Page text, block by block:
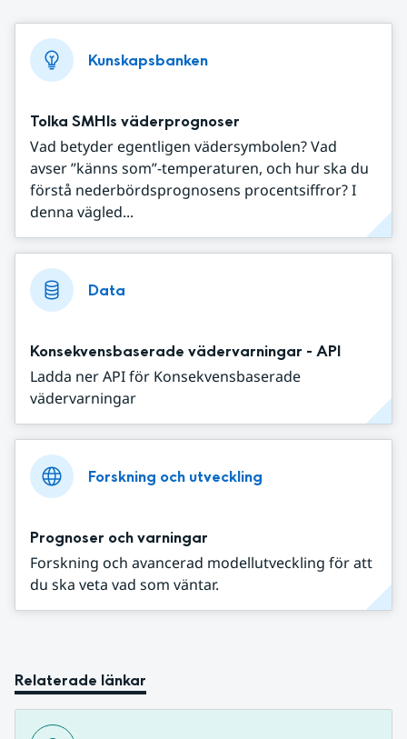
Kunskapsbanken
Tolka SMHIs väderprognoser
Vad betyder egentligen vädersymbolen? Vad
avser ”känns som”-temperaturen, och hur ska du
förstå nederbördsprognosens procentsiffror? I
denna vägled...
Data
Konsekvensbaserade vädervarningar - API
Ladda ner API för Konsekvensbaserade
vädervarningar
Forskning och utveckling
Prognoser och varningar
Forskning och avancerad modellutveckling för att
du ska veta vad som väntar.
Relaterade länkar